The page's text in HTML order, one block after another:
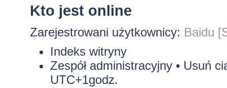
Kto jest online
Zarejestrowani użytkownicy: Baidu
Indeks witryny
Zespół administracyjny• Usuń
UTC+1godz.